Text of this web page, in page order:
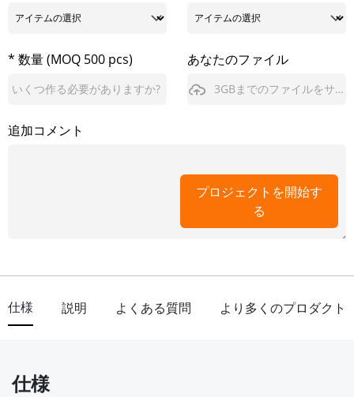
* 数量 (MOQ 500 pcs) あなたのファイル
3GBまでのファイルをサポート
追加コメント
プロジェクトを開始す
る
仕様 説明 よくある質問 より多くのプロダクト
仕様